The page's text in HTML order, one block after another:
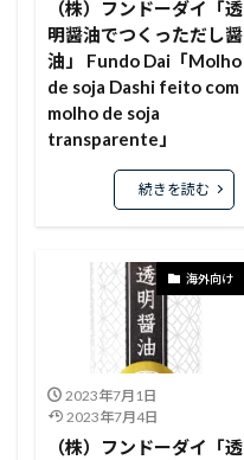
（株）フンドーダイ「透
明醤油でつくっただし醤
油」 Fundo Dai「Molho
de soja Dashi feito com
molho de soja
transparente」
続きを読む
海外向け
2023年7月1日
2023年7月4日
（株）フンドーダイ「透